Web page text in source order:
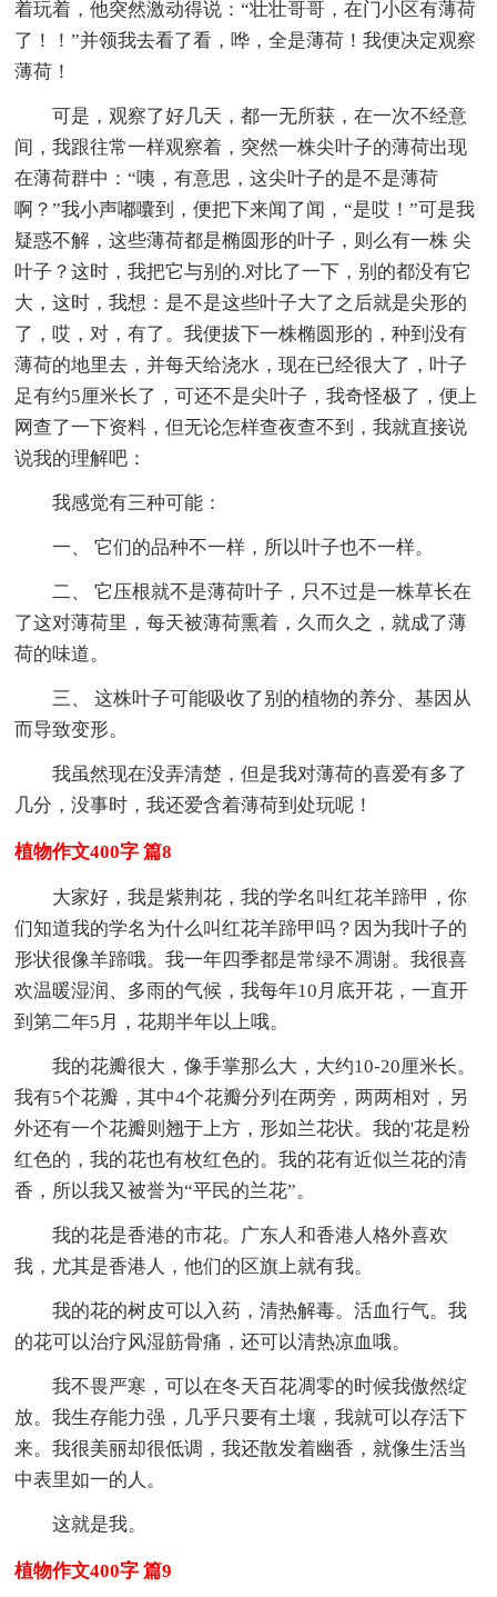
着玩着，他突然激动得说：“壮壮哥哥，在门小区有薄荷
了！！”并领我去看了看，哗，全是薄荷！我便决定观察
薄荷！
可是，观察了好几天，都一无所获，在一次不经意
间，我跟往常一样观察着，突然一株尖叶子的薄荷出现
在薄荷群中：“咦，有意思，这尖叶子的是不是薄荷
啊？”我小声嘟囔到，便把下来闻了闻，“是哎！”可是我
疑惑不解，这些薄荷都是椭圆形的叶子，则么有一株 尖
叶子？这时，我把它与别的.对比了一下，别的都没有它
大，这时，我想：是不是这些叶子大了之后就是尖形的
了，哎，对，有了。我便拔下一株椭圆形的，种到没有
薄荷的地里去，并每天给浇水，现在已经很大了，叶子
足有约5厘米长了，可还不是尖叶子，我奇怪极了，便上
网查了一下资料，但无论怎样查夜查不到，我就直接说
说我的理解吧：
我感觉有三种可能：
一、 它们的品种不一样，所以叶子也不一样。
二、 它压根就不是薄荷叶子，只不过是一株草长在
了这对薄荷里，每天被薄荷熏着，久而久之，就成了薄
荷的味道。
三、 这株叶子可能吸收了别的植物的养分、基因从
而导致变形。
我虽然现在没弄清楚，但是我对薄荷的喜爱有多了
几分，没事时，我还爱含着薄荷到处玩呢！
植物作文400字 篇8
大家好，我是紫荆花，我的学名叫红花羊蹄甲，你
们知道我的学名为什么叫红花羊蹄甲吗？因为我叶子的
形状很像羊蹄哦。我一年四季都是常绿不凋谢。我很喜
欢温暖湿润、多雨的气候，我每年10月底开花，一直开
到第二年5月，花期半年以上哦。
我的花瓣很大，像手掌那么大，大约10-20厘米长。
我有5个花瓣，其中4个花瓣分列在两旁，两两相对，另
外还有一个花瓣则翘于上方，形如兰花状。我的'花是粉
红色的，我的花也有枚红色的。我的花有近似兰花的清
香，所以我又被誉为“平民的兰花”。
我的花是香港的市花。广东人和香港人格外喜欢
我，尤其是香港人，他们的区旗上就有我。
我的花的树皮可以入药，清热解毒。活血行气。我
的花可以治疗风湿筋骨痛，还可以清热凉血哦。
我不畏严寒，可以在冬天百花凋零的时候我傲然绽
放。我生存能力强，几乎只要有土壤，我就可以存活下
来。我很美丽却很低调，我还散发着幽香，就像生活当
中表里如一的人。
这就是我。
植物作文400字 篇9